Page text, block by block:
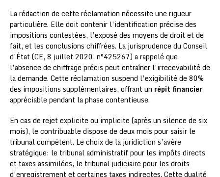
La rédaction de cette réclamation nécessite une rigueur
particulière. Elle doit contenir l’identification précise des
impositions contestées, l’exposé des moyens de droit et de
fait, et les conclusions chiffrées. La jurisprudence du Conseil
d’État (CE, 8 juillet 2020, n°425267) a rappelé que
l’absence de chiffrage précis peut entraîner l’irrecevabilité de
la demande. Cette réclamation suspend l’exigibilité de 80%
des impositions supplémentaires, offrant un répit financier
appréciable pendant la phase contentieuse.
En cas de rejet explicite ou implicite (après un silence de six
mois), le contribuable dispose de deux mois pour saisir le
tribunal compétent. Le choix de la juridiction s’avère
stratégique: le tribunal administratif pour les impôts directs
et taxes assimilées, le tribunal judiciaire pour les droits
d’enregistrement et certaines taxes indirectes. Cette dualité